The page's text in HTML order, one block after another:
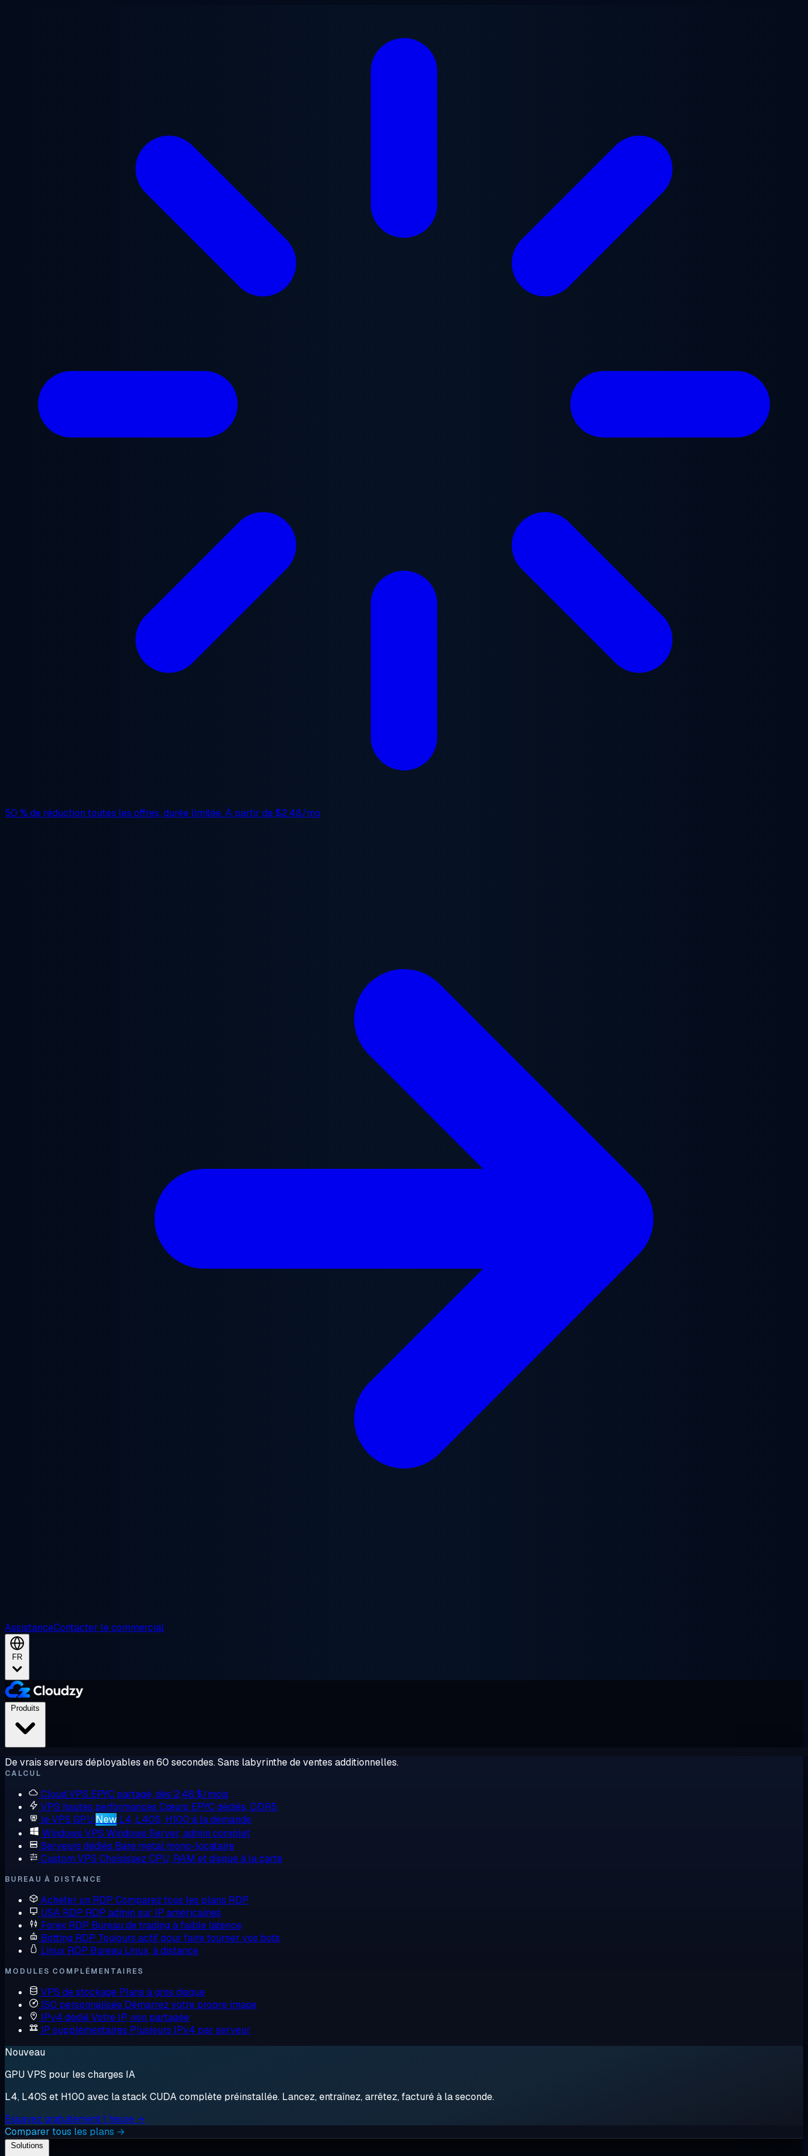
50 % de réduction toutes les offres, durée limitée. À partir de$2.48/mo
AssistanceContacter le commercial
FR
De vrais serveurs déployables en 60 secondes. Sans labyrinthe de ventes additionnelles.
CALCUL
Cloud VPS EPYC partagé, dès 2,48 $/mois
VPS hautes performances Cœurs EPYC dédiés, DDR5
le VPS GPU New L4, L40S, H100 à la demande
Windows VPS Windows Server, admin complet
Serveurs dédiés Bare metal mono-locataire
Custom VPS Choisissez CPU, RAM et disque à la carte
BUREAU À DISTANCE
Acheter un RDP Comparez tous les plans RDP
USA RDP RDP admin sur IP américaines
Forex RDP Bureau de trading à faible latence
Botting RDP Toujours actif pour faire tourner vos bots
Linux RDP Bureau Linux, à distance
MODULES COMPLÉMENTAIRES
VPS de stockage Plans à gros disque
ISO personnalisée Démarrez votre propre image
IPv4 dédiéVotre IP, non partagée
IP supplémentaires Plusieurs IPv4 par serveur
Nouveau
GPU VPS pour les charges IA
L4, L40S et H100 avec la stack CUDA complète préinstallée. Lancez, entraînez, arrêtez, facturé à la seconde.
Essayez gratuitement 1 heure →
Comparer tous les plans →